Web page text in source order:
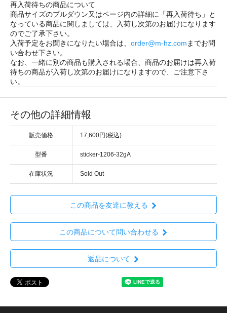
再入荷待ちの商品について
商品サイズのプルダウン又はページ内の詳細に「再入荷待ち 」と
なっている商品に関しましては、入荷し次第のお届けになります
のでご了承下さい。
入荷予定をお聞きになりたい場合は、 order@m-hz.comまでお問
い合わせ下さい。
なお、一緒に別の商品も購入される場合、商品のお届けは再入荷
待ちの商品が入荷し次第のお届けになりますので、ご注意下さ
い。
その他の詳細情報
販売価格 17,600円(税込)
型番 sticker-1206-32gA
在庫状況 Sold Out
この商品を友達に教える
この商品について問い合わせる
返品について